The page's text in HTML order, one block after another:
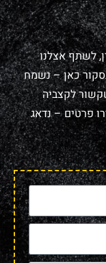
לשתף אצלנו
כאן – נשמח
לקצביה
פרטים – נדאג